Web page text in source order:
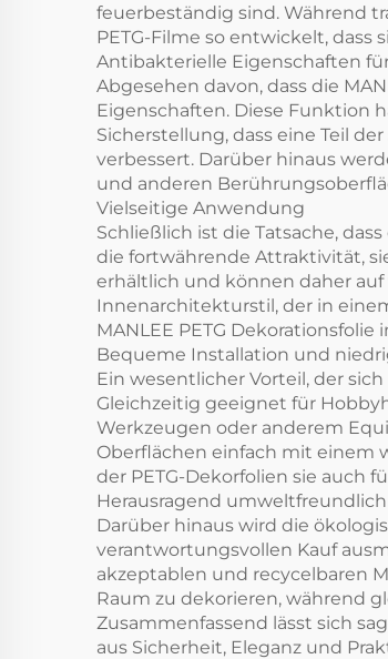
feuerbeständig sind. Während
PETG-Filme so entwickelt,
Antibakterielle Eigenschaften
Abgesehen davon, dass die
Eigenschaften. Diese Funktion
Sicherstellung, dass eine Teil
verbessert. Darüber hinaus
und anderen
Vielseitige Anwendung
Schließlich ist die Tatsache,
die fortwährende Attraktivität,
erhältlich und können daher
Innenarchitekturstil, der in
MANLEE PETG
Bequeme Installation und
Ein wesentlicher Vorteil, der
Gleichzeitig geeignet für
Werkzeugen oder anderem
Oberflächen einfach mit einem
der PETG-Dekorfolien sie auch
Herausragend umweltfreundlich
Darüber hinaus wird die
verantwortungsvollen Kauf
akzeptablen und recycelbaren
Raum zu dekorieren, während
Zusammenfassend lässt sich
aus Sicherheit, Eleganz und